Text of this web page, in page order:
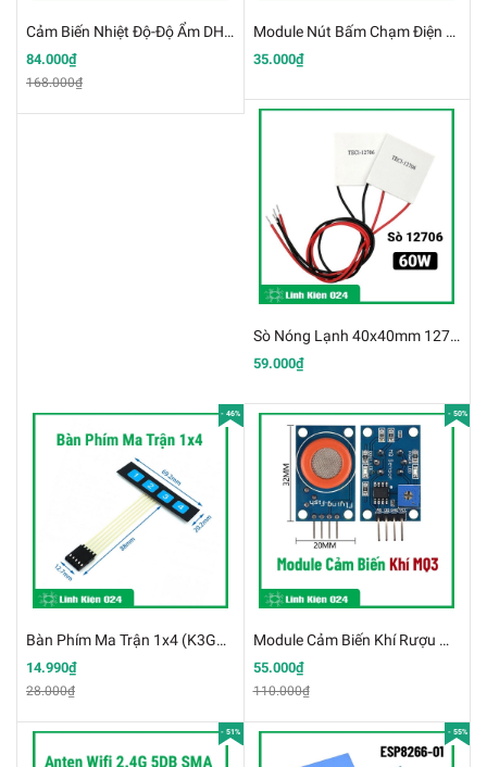
Cảm Biến Nhiệt Độ-Độ Ẩm DHT21 (K3D15-2)
84.000₫
168.000₫
Module Nút Bấm Chạm Điện Dung 3-6VDC
35.000₫
Sò Nóng Lạnh 40x40mm 12706 - 60w (K2A10)
59.000₫
- 46%
Bàn Phím Ma Trận 1x4 (K3G10)
14.990₫
28.000₫
- 50%
Module Cảm Biến Khí Rượu MQ3 (K3D18)
55.000₫
110.000₫
- 51% - 55%